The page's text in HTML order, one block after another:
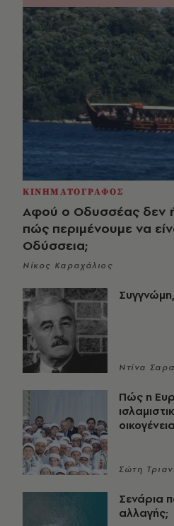
ΚΙΝΗΜΑΤΟΓΡΑΦΟΣ
Αφού ο Οδυσσέας δεν
πώς περιμένουμε να
Οδύσσεια;
Νίκος Καραχάλιος
Ντίνα
Πώς η
Σώτη
Σενάρια
αλλαγής;